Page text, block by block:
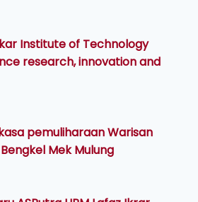
Institute of Technology
research, innovation and
pemuliharaan Warisan
Mek Mulung